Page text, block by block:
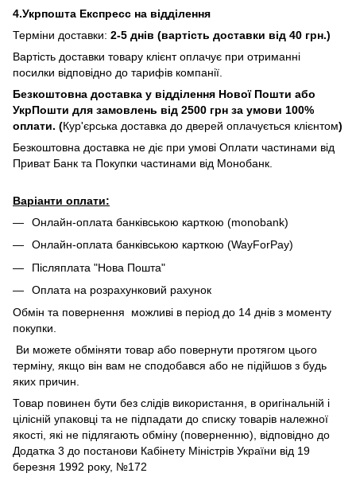
4.Укрпошта Експресс на відділення
Терміни доставки: 2-5 днів (вартість доставки від 40 грн.)
Вартість доставки товару клієнт оплачує при отриманні
посилки відповідно до тарифів компанії.
Безкоштовна доставка у відділення Нової Пошти або
УкрПошти для замовлень від 2500 грн за умови 100%
оплати. (Кур'єрська доставка до дверей оплачується клієнтом)
Безкоштовна доставка не діє при умові Оплати частинами від
Приват Банк та Покупки частинами від Монобанк.
Варіанти оплати:
Онлайн-оплата банківською карткою (monobank)
Онлайн-оплата банківською карткою (WayForPay)
Післяплата "Нова Пошта"
Оплата на розрахунковий рахунок
Обмін та повернення можливі в період до 14 днів з моменту
покупки.
Ви можете обміняти товар або повернути протягом цього
терміну, якщо він вам не сподобався або не підійшов з будь
яких причин.
Товар повинен бути без слідів використання, в оригінальній і
цілісній упаковці та не підпадати до списку товарів належної
якості, які не підлягають обміну (поверненню), відповідно до
Додатка 3 до постанови Кабінету Міністрів України від 19
березня 1992 року, №172